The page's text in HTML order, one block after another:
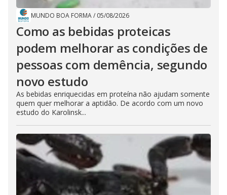
MUNDO BOA FORMA/ 05/08/2026
Como as bebidas proteicas
podem melhorar as condições de
pessoas com demência, segundo
novo estudo
As bebidas enriquecidas em proteína não ajudam somente
quem quer melhorar a aptidão. De acordo com um novo
estudo do Karolinsk...